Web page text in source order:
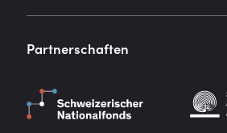
Partnerschaften